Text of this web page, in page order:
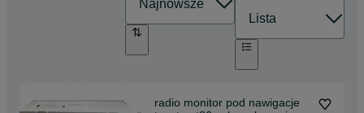
radio monitor pod nawigacje